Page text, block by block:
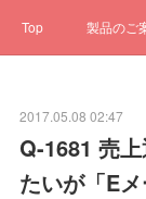
Top 製品のご
2017.05.08 02:47
Q-1681 売
たいが「E